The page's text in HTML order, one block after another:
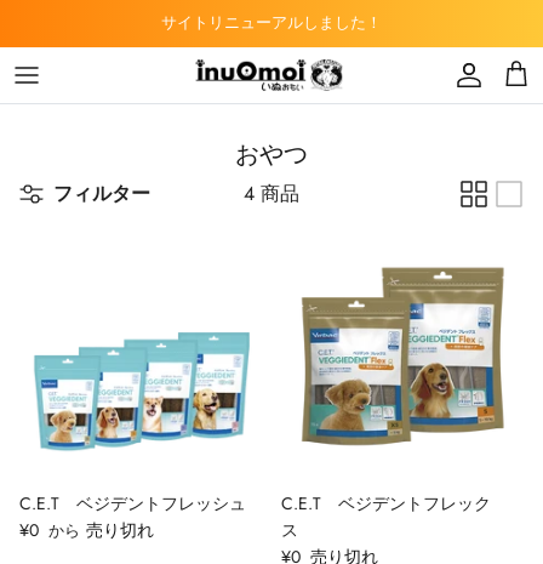
to
content
サイトリニューアルしました！
トリミングサロン
ドッグフード
爬虫類用フード
子猫
おやつ
フィルター 4 商品
C.E.T ベジデントフレッシュ
¥0 から 売り切れ
C.E.T ベジデントフレック
ス
¥0 売り切れ